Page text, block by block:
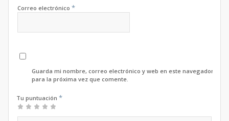
Correo electrónico *
Guarda mi nombre, correo electrónico y web en este navegador
para la próxima vez que comente.
Tu puntuación *
1
2 de
3 de 5
4 de 5
5 de 5